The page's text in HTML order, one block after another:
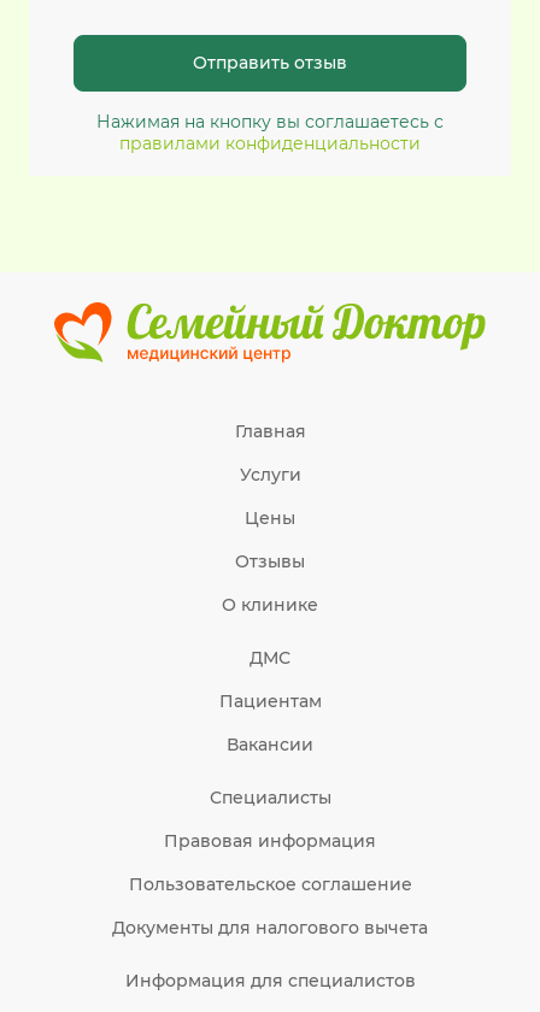
Нажимая на кнопку вы соглашаетесь с
правилами конфиденциальности
Главная
Услуги
Цены
Отзывы
О клинике
ДМС
Пациентам
Вакансии
Специалисты
Правовая информация
Пользовательское соглашение
Документы для налогового вычета
Информация для специалистов